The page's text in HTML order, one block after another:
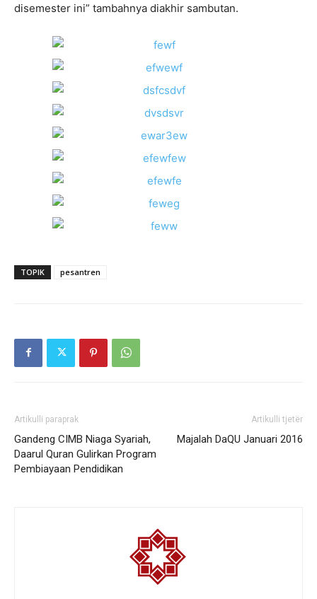
disemester ini” tambahnya diakhir sambutan.
TOPIK pesantren
Artikulli paraprak
Gandeng CIMB Niaga Syariah,
Daarul Quran Gulirkan Program
Pembiayaan Pendidikan
Artikulli tjetër
Majalah DaQU Januari 2016